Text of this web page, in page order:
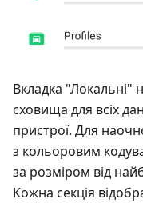
Вкладка "Локальні"
сховища для всіх
пристрої. Для
з кольоровим
за розміром від
Кожна секція